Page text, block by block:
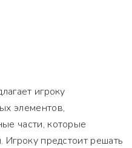
игроку
элементов,
части, которые
Игроку предстоит решать